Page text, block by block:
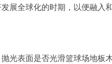
展全球化的时期，以便融
表面是否光滑篮球场地板